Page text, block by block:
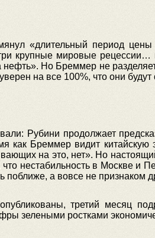
«длительный период
крупные мировые
Но Бреммер не
на все 100%, что они
Рубини продолжает
как Бреммер видит
на это, нет». Но
нестабильность в Москве и
поближе, а вовсе не признаком
третий месяц
зелеными ростками